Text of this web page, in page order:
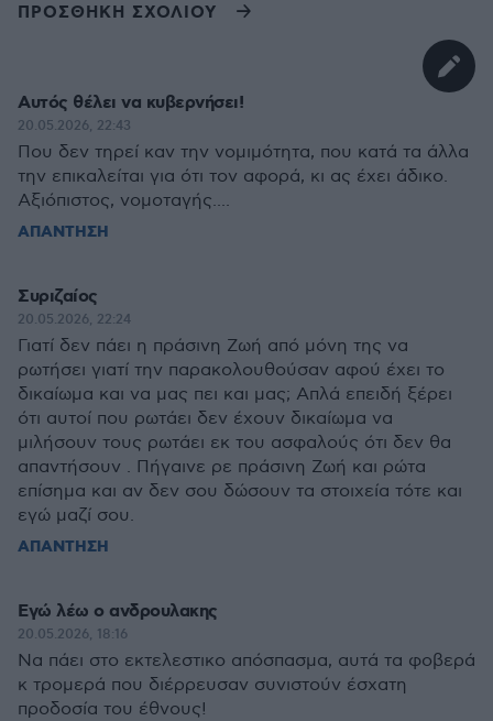
ΠΡΟΣΘΗΚΗ ΣΧΟΛΙΟΥ
Αυτός θέλει να κυβερνήσει!
20.05.2026, 22:43
Που δεν τηρεί καν την νομιμότητα, που κατά τα άλλα
την επικαλείται για ότι τον αφορά, κι ας έχει άδικο.
Αξιόπιστος, νομοταγής....
ΑΠΑΝΤΗΣΗ
Συριζαίος
20.05.2026, 22:24
Γιατί δεν πάει η πράσινη Ζωή από μόνη της να
ρωτήσει γιατί την παρακολουθούσαν αφού έχει το
δικαίωμα και να μας πει και μας; Απλά επειδή ξέρει
ότι αυτοί που ρωτάει δεν έχουν δικαίωμα να
μιλήσουν τους ρωτάει εκ του ασφαλούς ότι δεν θα
απαντήσουν . Πήγαινε ρε πράσινη Ζωή και ρώτα
επίσημα και αν δεν σου δώσουν τα στοιχεία τότε και
εγώ μαζί σου.
ΑΠΑΝΤΗΣΗ
Εγώ λέω ο ανδρουλακης
20.05.2026, 18:16
Να πάει στο εκτελεστικο απόσπασμα, αυτά τα φοβερά
κ τρομερά που διέρρευσαν συνιστούν έσχατη
προδοσία του έθνους!